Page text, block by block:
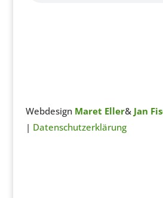
Webdesign Maret Eller& Jan
| Datenschutzerklärung